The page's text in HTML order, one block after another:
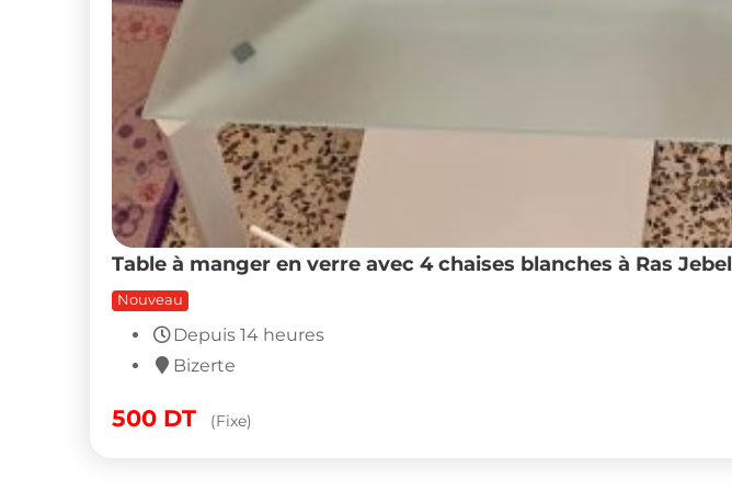
Table à manger en verre avec 4 chaises blanches à Ras Jebel
Nouveau
Depuis 14 heures
Bizerte
500 DT (Fixe)